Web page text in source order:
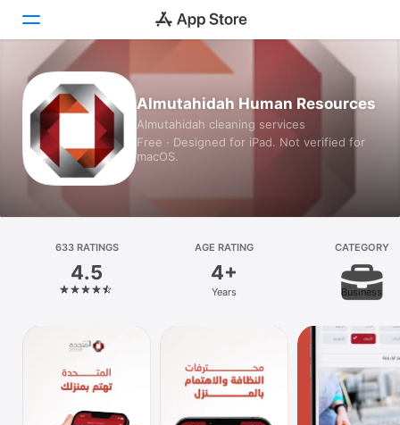
Today
Games
Apps
Platform
iPhone
Almutahidah Human Resources
Almutahidah cleaning services
Free · Designed for iPad. Not verified for
macOS.
633 RATINGS
4.5
AGE RATING
4+
Years
CATEGORY
Business